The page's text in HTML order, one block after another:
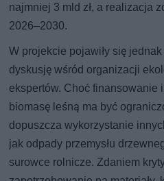
najmniej 3 mld zł, a realizacja
2026–2030.
W projekcie pojawiły się
dyskusję wśród organizacji
ekspertów. Choć finansowanie
biomasę leśną ma być
dopuszcza wykorzystanie
jak odpady przemysłu
surowce rolnicze. Zdaniem